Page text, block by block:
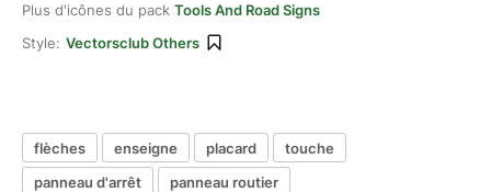
Plus d'icônes du pack Tools And Road Signs
Style: Vectorsclub Others
flèches enseigne placard
touche
panneau d'arrêt
panneau routier